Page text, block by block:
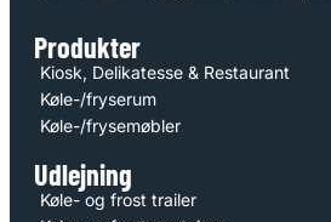
Produkter
Kiosk, Delikatesse & Restaurant
Køle-/fryserum
Køle-/frysemøbler
Udlejning
Køle- og frost trailer